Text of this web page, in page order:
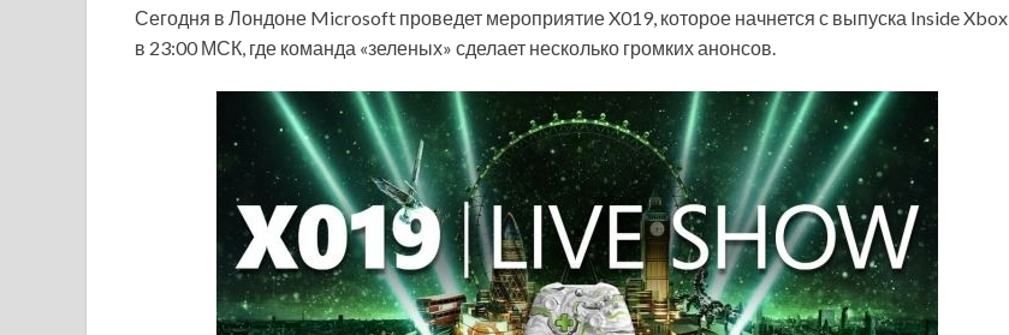
Сегодня в Лондоне Microsoft проведет мероприятие X019, которое начнется с выпуска Inside Xbox
в 23:00 МСК, где команда «зеленых» сделает несколько громких анонсов.